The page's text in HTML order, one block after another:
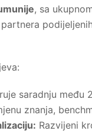
, sa
saradnju među
znanja,
Razvijeni